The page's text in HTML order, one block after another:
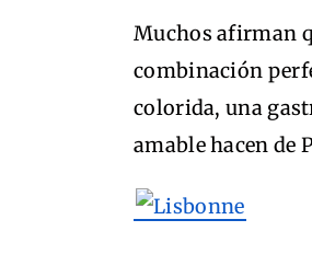
Muchos afirman
combinación
colorida, una
amable hacen de